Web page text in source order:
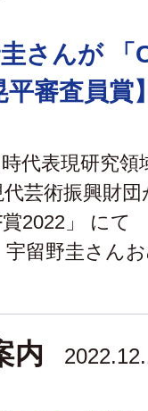
さんが 「
審査員賞
代表現研究領
芸術振興財
2022」 にて
宇留野圭さん
内